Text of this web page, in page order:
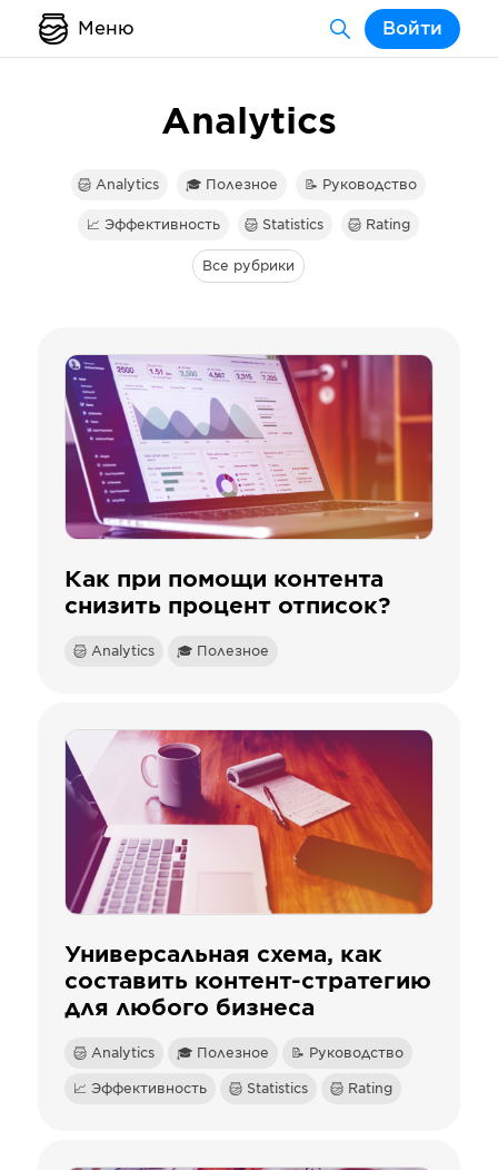
Меню Войти
Analytics
Analytics 🎓 Полезное 📝 Руководство
📈 Эффективность Statistics Rating
Все рубрики
Как при помощи контента
снизить процент отписок?
Analytics 🎓 Полезное
Универсальная схема, как
составить контент-стратегию
для любого бизнеса
Analytics 🎓 Полезное 📝 Руководство
📈 Эффективность Statistics Rating